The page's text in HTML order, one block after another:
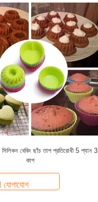
সিলিকন বেকিং ছাঁচ তাপ প্রতিরোধী 5 প্যান 3
কাপ
যোগাযোগ